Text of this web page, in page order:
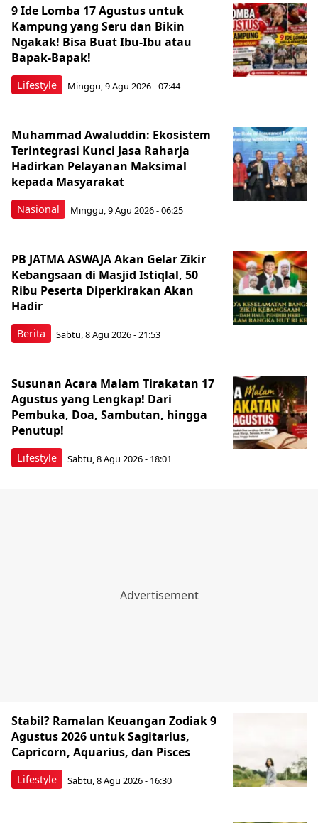
Lifestyle
9 Ide Lomba 17 Agustus untuk
Kampung yang Seru dan Bikin
Ngakak! Bisa Buat Ibu-Ibu atau
Bapak-Bapak!
Minggu, 9 Agu 2026 - 07:44
Nasional
Muhammad Awaluddin: Ekosistem
Terintegrasi Kunci Jasa Raharja
Hadirkan Pelayanan Maksimal
kepada Masyarakat
Minggu, 9 Agu 2026 - 06:25
Berita
PB JATMA ASWAJA Akan Gelar Zikir
Kebangsaan di Masjid Istiqlal, 50
Ribu Peserta Diperkirakan Akan
Hadir
Sabtu, 8 Agu 2026 - 21:53
Lifestyle
Susunan Acara Malam Tirakatan 17
Agustus yang Lengkap! Dari
Pembuka, Doa, Sambutan, hingga
Penutup!
Sabtu, 8 Agu 2026 - 18:01
Lifestyle
Stabil? Ramalan Keuangan Zodiak 9
Agustus 2026 untuk Sagitarius,
Capricorn, Aquarius, dan Pisces
Sabtu, 8 Agu 2026 - 16:30